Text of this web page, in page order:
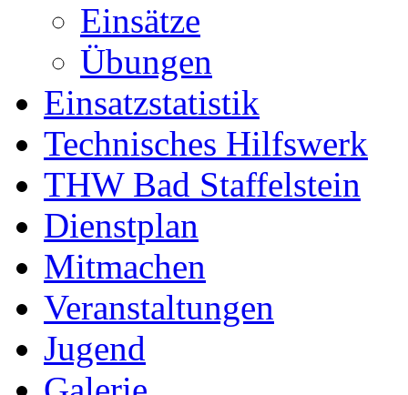
Einsätze
Übungen
Einsatzstatistik
Technisches Hilfswerk
THW Bad Staffelstein
Dienstplan
Mitmachen
Veranstaltungen
Jugend